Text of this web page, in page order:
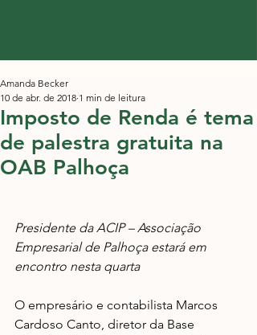
Imposto de Renda é tema
de palestra gratuita na
OAB Palhoça
Amanda Becker
10 de abr. de 2018 1 min de leitura
Presidente da ACIP – Associação
Empresarial de Palhoça estará em
encontro nesta quarta
O empresário e contabilista Marcos
Cardoso Canto, diretor da Base